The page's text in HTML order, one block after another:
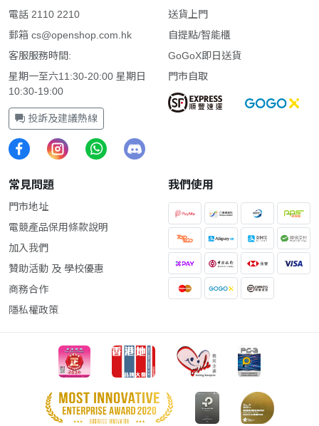
電話 2110 2210
郵箱 cs@openshop.com.hk
客服服務時間:
星期一至六11:30-20:00 星期日
10:30-19:00
投訴及建議熱線
送貨上門
自提點/智能櫃
GoGoX即日送貨
門市自取
常見問題
門市地址
電競產品保用條款說明
加入我們
贊助活動 及 學校優惠
商務合作
隱私權政策
我們使用